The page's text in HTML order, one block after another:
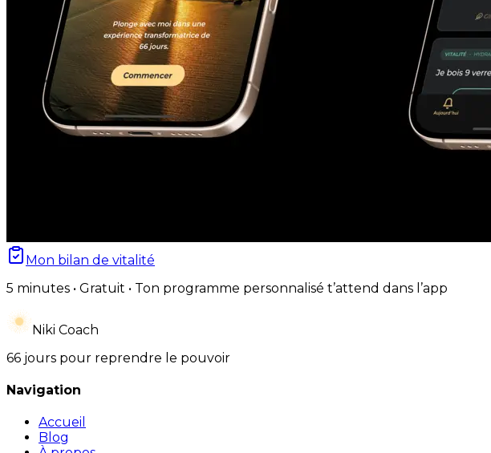
Mon bilan de vitalité
5 minutes • Gratuit • Ton programme personnalisé t’attend dans l’app
Niki Coach
66 jours pour reprendre le pouvoir
Navigation
Accueil
Blog